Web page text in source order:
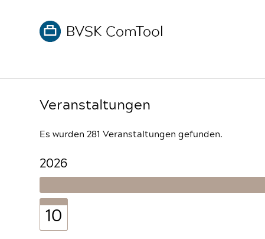
Veranstaltungen
Es wurden 281 Veranstaltungen gefunden.
2026
10